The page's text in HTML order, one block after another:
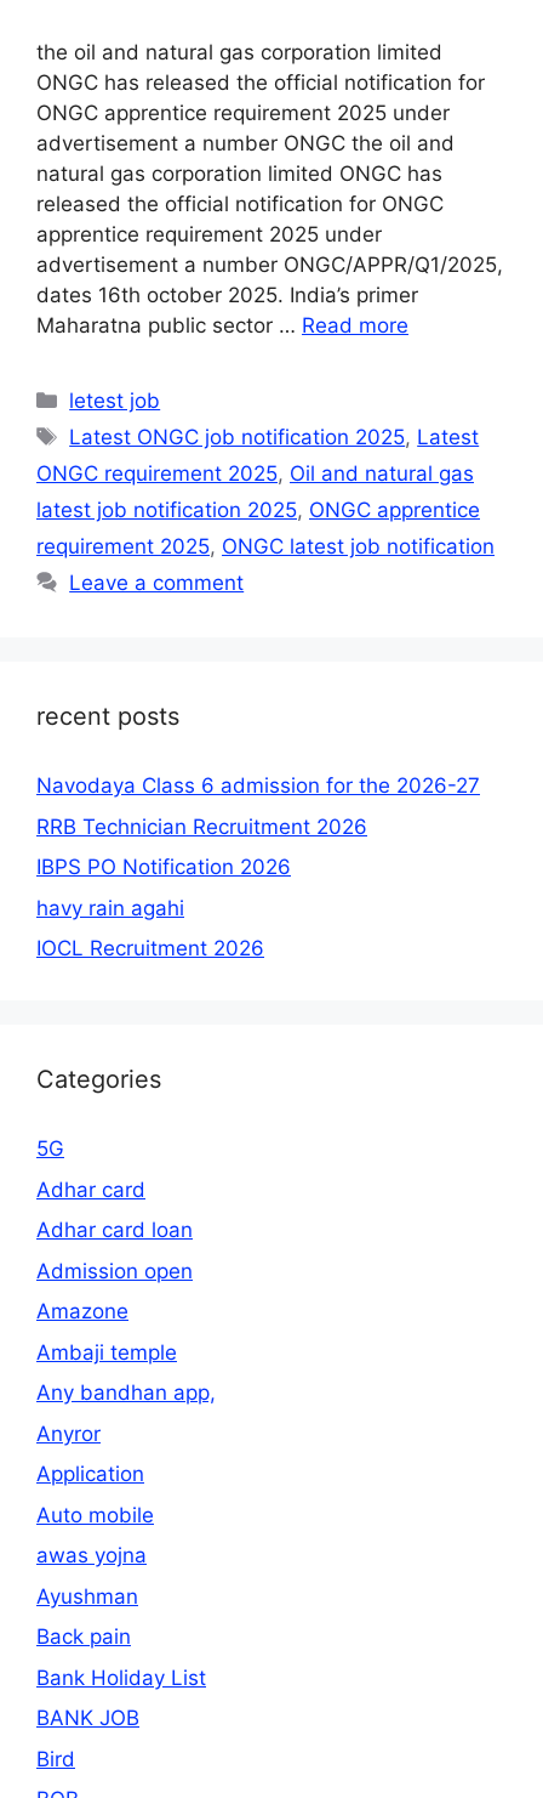
the oil and natural gas corporation limited
ONGC has released the official notification for
ONGC apprentice requirement 2025 under
advertisement a number ONGC the oil and
natural gas corporation limited ONGC has
released the official notification for ONGC
apprentice requirement 2025 under
advertisement a number ONGC/APPR/Q1/2025,
dates 16th october 2025. India’s primer
Maharatna public sector … Read more
Categories
letest job
Tags
Latest ONGC job notification 2025, Latest
ONGC requirement 2025, Oil and natural gas
latest job notification 2025, ONGC apprentice
requirement 2025, ONGC latest job notification
Leave a comment
recent posts
Navodaya Class 6 admission for the 2026-27
RRB Technician Recruitment 2026
IBPS PO Notification 2026
havy rain agahi
IOCL Recruitment 2026
Categories
5G
Adhar card
Adhar card loan
Admission open
Amazone
Ambaji temple
Any bandhan app,
Anyror
Application
Auto mobile
awas yojna
Ayushman
Back pain
Bank Holiday List
BANK JOB
Bird